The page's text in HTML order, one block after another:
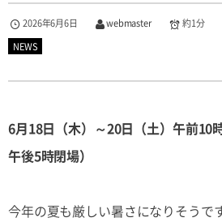
2026年6月6日 webmaster
約1分
NEWS
6月18日（木）～20日（土）午前10
午後5時閉場）
今年の夏も厳しい暑さになりそうで